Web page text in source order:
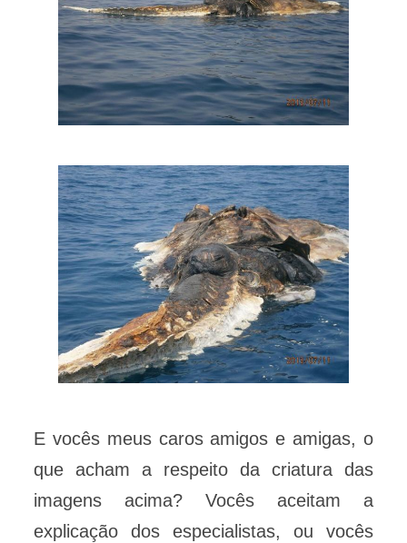
E vocês meus caros amigos e amigas, o
que acham a respeito da criatura das
imagens acima? Vocês aceitam a
explicação dos especialistas, ou vocês